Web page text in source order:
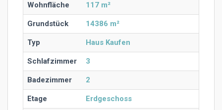
Wohnfläche 117 m²
Grundstück 14386 m²
Typ Haus Kaufen
Schlafzimmer 3
Badezimmer 2
Etage Erdgeschoss